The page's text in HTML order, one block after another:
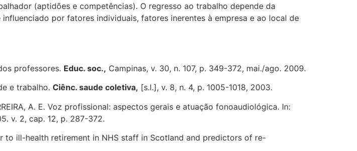
(aptidões e competências). O regresso ao trabalho depende da
por fatores individuais, fatores inerentes à empresa e ao local de
professores. Educ. soc., Campinas, v. 30, n. 107, p. 349-372, mai./ago. 2009.
e trabalho. Ciênc. saude coletiva, [s.l.], v. 8, n. 4, p. 1005-1018, 2003.
A. E. Voz profissional: aspectos gerais e atuação fonoaudiológica. In:
v. 2, cap. 12, p. 287-372.
to ill-health retirement in NHS staff in Scotland and predictors of re-